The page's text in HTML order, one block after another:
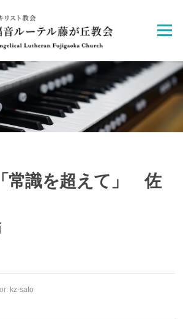
Menu
常識を超えて」 佐
kz-sato